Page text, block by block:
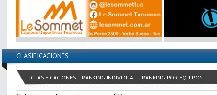
CLASIFICACIONES
CLASIFICACIONES RANKING INDIVIDUAL RANKING POR EQUIPOS